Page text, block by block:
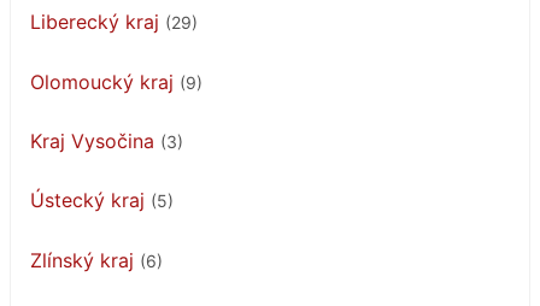
Liberecký kraj (29)
Olomoucký kraj (9)
Kraj Vysočina (3)
Ústecký kraj (5)
Zlínský kraj (6)